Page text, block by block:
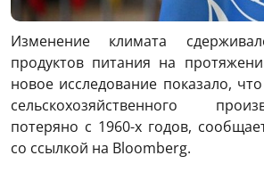
Изменение климата
продуктов питания на
новое исследование показало,
сельскохозяйственного
потеряно с 1960-х годов,
со ссылкой на Bloomberg.